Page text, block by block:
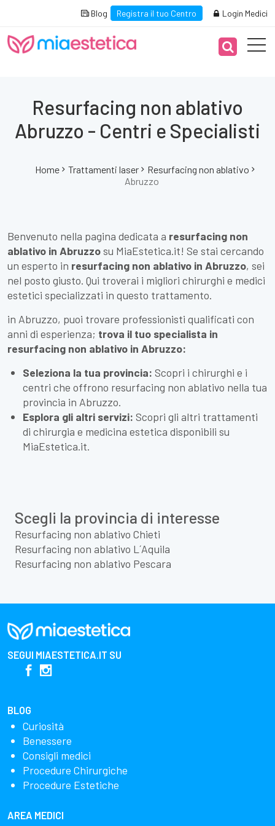
Blog Registra il tuo Centro Login Medici
Resurfacing non ablativo
Abruzzo - Centri e Specialisti
Home Trattamenti laser
Resurfacing non ablativo
Abruzzo
Benvenuto nella pagina dedicata a resurfacing non
ablativo in Abruzzosu MiaEstetica.it! Se stai cercando
un esperto in resurfacing non ablativo in Abruzzo, sei
nel posto giusto. Qui troverai i migliori chirurghi e medici
estetici specializzati in questo trattamento.
in Abruzzo, puoi trovare professionisti qualificati con
anni di esperienza; trova il tuo specialista in
resurfacing non ablativo in Abruzzo:
Seleziona la tua provincia: Scopri i chirurghi e i
centri che offrono resurfacing non ablativo nella tua
provincia in Abruzzo.
Esplora gli altri servizi: Scopri gli altri trattamenti
di chirurgia e medicina estetica disponibili su
MiaEstetica.it.
Scegli la provincia di interesse
Resurfacing non ablativo Chieti
Resurfacing non ablativo L´Aquila
Resurfacing non ablativo Pescara
SEGUI MIAESTETICA.IT SU
BLOG
Curiosità
Benessere
Consigli medici
Procedure Chirurgiche
Procedure Estetiche
AREA MEDICI